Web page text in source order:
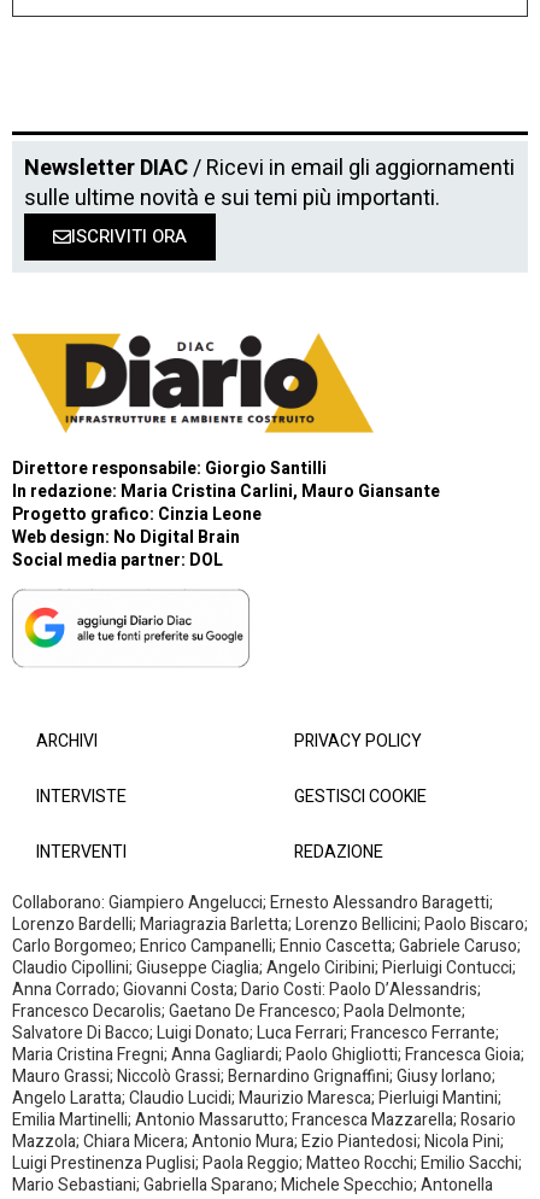
Newsletter DIAC/ Ricevi in email gli aggiornamenti
sulle ultime novità e sui temi più importanti.
ISCRIVITI ORA
Direttore responsabile: Giorgio Santilli
In redazione: Maria Cristina Carlini, Mauro Giansante
Progetto grafico: Cinzia Leone
Web design: No Digital Brain
Social media partner: DOL
ARCHIVI
INTERVISTE
INTERVENTI
PRIVACY POLICY
GESTISCI COOKIE
REDAZIONE
Collaborano: Giampiero Angelucci; Ernesto Alessandro Baragetti;
Lorenzo Bardelli; Mariagrazia Barletta; Lorenzo Bellicini; Paolo Biscaro;
Carlo Borgomeo; Enrico Campanelli; Ennio Cascetta; Gabriele Caruso;
Claudio Cipollini; Giuseppe Ciaglia; Angelo Ciribini; Pierluigi Contucci;
Anna Corrado; Giovanni Costa; Dario Costi: Paolo D’Alessandris;
Francesco Decarolis; Gaetano De Francesco; Paola Delmonte;
Salvatore Di Bacco; Luigi Donato; Luca Ferrari; Francesco Ferrante;
Maria Cristina Fregni; Anna Gagliardi; Paolo Ghigliotti; Francesca Gioia;
Mauro Grassi; Niccolò Grassi; Bernardino Grignaffini; Giusy Iorlano;
Angelo Laratta; Claudio Lucidi; Maurizio Maresca; Pierluigi Mantini;
Emilia Martinelli; Antonio Massarutto; Francesca Mazzarella; Rosario
Mazzola; Chiara Micera; Antonio Mura; Ezio Piantedosi; Nicola Pini;
Luigi Prestinenza Puglisi; Paola Reggio; Matteo Rocchi; Emilio Sacchi;
Mario Sebastiani; Gabriella Sparano; Michele Specchio; Antonella